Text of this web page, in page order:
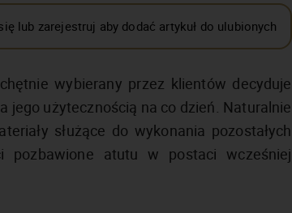
lub zarejestruj aby dodać artykuł do ulubionych
wybierany przez klientów decyduje
jego użytecznością na co dzień. Naturalnie
służące do wykonania pozostałych
atutu w postaci wcześniej